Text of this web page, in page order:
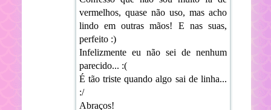
vermelhos, quase não uso, mas acho
lindo em outras mãos! E nas suas,
perfeito :)
Infelizmente eu não sei de nenhum
parecido... :(
É tão triste quando algo sai de linha...
:/
Abraços!